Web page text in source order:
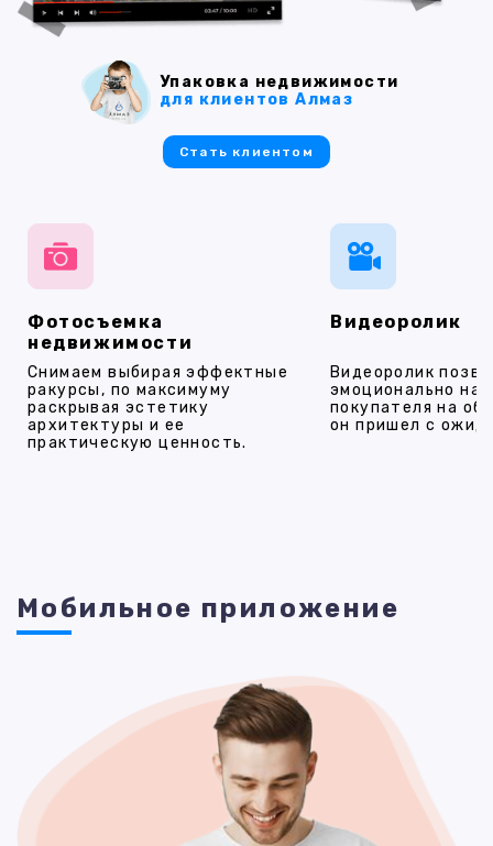
Фотосъемка
недвижимости
Снимаем выбирая эффектные
ракурсы, по максимуму
раскрывая эстетику
архитектуры и ее
практическую ценность.
Видеоролик
Видеоролик
эмоционально
покупателя на
он пришел с
Упаковка недвижимости
для клиентов Алмаз
Стать клиентом
Мобильное приложение